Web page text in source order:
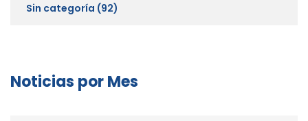
Sin categoría (92)
Noticias por Mes